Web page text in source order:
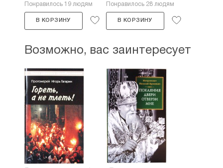
Понравилось 19 людям
В КОРЗИНУ
Понравилось 28 людям
В КОРЗИНУ
Возможно, вас заинтересует